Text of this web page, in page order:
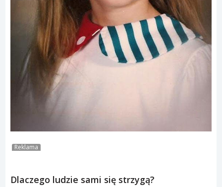
Reklama
Dlaczego ludzie sami się strzygą?